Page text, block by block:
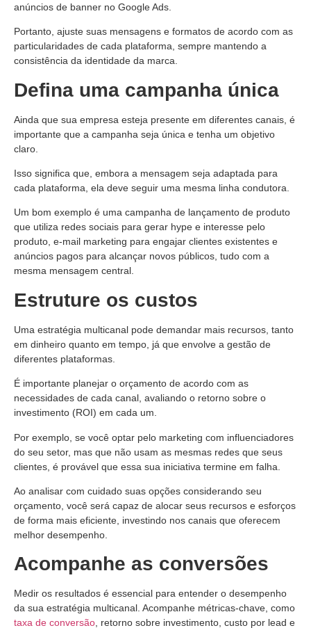
anúncios de banner no Google Ads.
Portanto, ajuste suas mensagens e formatos de acordo com as
particularidades de cada plataforma, sempre mantendo a
consistência da identidade da marca.
Defina uma campanha única
Ainda que sua empresa esteja presente em diferentes canais, é
importante que a campanha seja única e tenha um objetivo
claro.
Isso significa que, embora a mensagem seja adaptada para
cada plataforma, ela deve seguir uma mesma linha condutora.
Um bom exemplo é uma campanha de lançamento de produto
que utiliza redes sociais para gerar hype e interesse pelo
produto, e-mail marketing para engajar clientes existentes e
anúncios pagos para alcançar novos públicos, tudo com a
mesma mensagem central.
Estruture os custos
Uma estratégia multicanal pode demandar mais recursos, tanto
em dinheiro quanto em tempo, já que envolve a gestão de
diferentes plataformas.
É importante planejar o orçamento de acordo com as
necessidades de cada canal, avaliando o retorno sobre o
investimento (ROI) em cada um.
Por exemplo, se você optar pelo marketing com influenciadores
do seu setor, mas que não usam as mesmas redes que seus
clientes, é provável que essa sua iniciativa termine em falha.
Ao analisar com cuidado suas opções considerando seu
orçamento, você será capaz de alocar seus recursos e esforços
de forma mais eficiente, investindo nos canais que oferecem
melhor desempenho.
Acompanhe as conversões
Medir os resultados é essencial para entender o desempenho
da sua estratégia multicanal. Acompanhe métricas-chave, como
taxa de conversão, retorno sobre investimento, custo por lead e